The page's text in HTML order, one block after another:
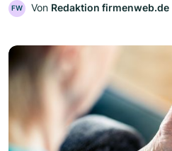
FW Von Redaktion firmenweb.de